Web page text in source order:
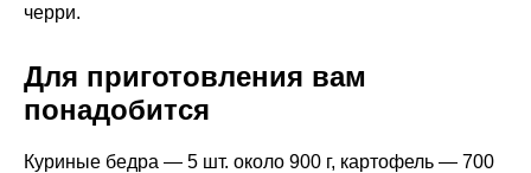
черри.
Для приготовления вам
понадобится
Куриные бедра — 5 шт. около 900 г, картофель — 700